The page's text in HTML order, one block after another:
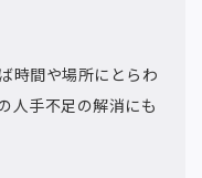
時間や場所にとらわ
人手不足の解消にも